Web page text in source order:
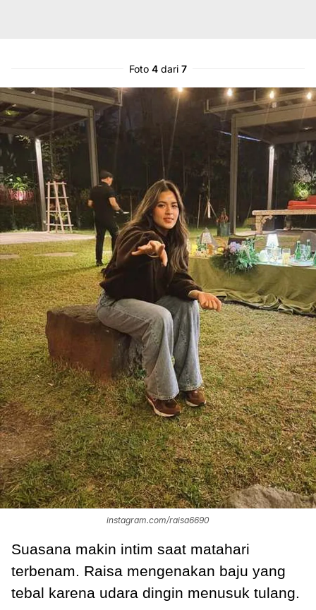
Foto 4 dari 7
instagram.com/raisa6690
Suasana makin intim saat matahari
terbenam. Raisa mengenakan baju yang
tebal karena udara dingin menusuk tulang.